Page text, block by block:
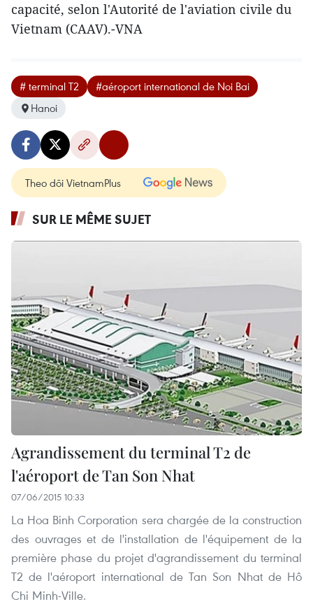
capacité, selon l'Autorité de l'aviation civile du
Vietnam (CAAV).-VNA
# terminal T2
#aéroport international de Noi Bai
Hanoi
Theo dõi VietnamPlus
SUR LE MÊME SUJET
Agrandissement du terminal T2 de
l'aéroport de Tan Son Nhat
07/06/2015 10:33
La Hoa Binh Corporation sera chargée de la construction
des ouvrages et de l'installation de l'équipement de la
première phase du projet d'agrandissement du terminal
T2 de l'aéroport international de Tan Son Nhat de Hô
Chi Minh-Ville.